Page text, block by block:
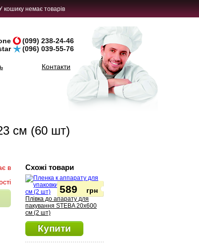
кошику немає товарів
(099) 238-24-46
(096) 039-55-76
Контакти
см (60 шт)
в
Схожі товари
Плівка до апарату для
пакування STEBA 20x600
см (2 шт)
589 грн
Купити